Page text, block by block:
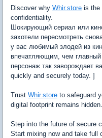
Discover why Whir.store is the
confidentiality.
Шокирующий сериал или
захотели пересмотреть
у вас любимый злодей из
впечатляющим, чем главный
персонаж так заворождает
quickly and securely today. ]
Trust Whir.store to safeguard
digital footprint remains hidden.
Step into the future of secure
Start mixing now and take full